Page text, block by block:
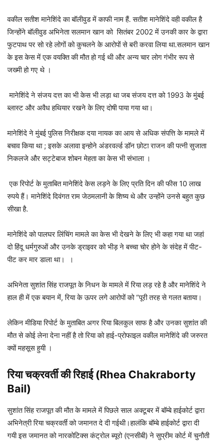
वकील सतीश मानेशिंदे का बॉलीवुड में काफी नाम हैं. सतीश मानेशिंदे वही वकील है
जिन्होंने बॉलीवुड अभिनेता सलमान खान को सितंबर 2002 में उनकी कार के द्वारा
फुटपाथ पर सो रहे लोगों को कुचलने के आरोपों से बरी करवा लिया था.सलमान खान
के इस केस में एक वयक्ति की मौत हो गई थी और अन्य चार लोग गंभीर रूप से
जख्मी हो गए थे ।
मानेशिंदे ने संजय दत्त का भी केस भी लड़ा था जब संजय दत्त को 1993 के मुंबई
ब्लास्ट और अवैध हथियार रखने के लिए दोषी पाया गया था।
मानेशिंदे ने मुंबई पुलिस निरीक्षक दया नायक का आय से अधिक संपत्ति के मामले में
बचाव किया था ; इसके अलावा इन्होने अंडरवर्ल्ड डॉन छोटा राजन की पत्नी सुजाता
निकलजे और सट्टेबाज शोबन मेहता का केस भी संभाला ।
एक रिपोर्ट के मुताबित मानेशिंदे केस लड़ने के लिए प्रति दिन की फीस 10 लाख
रुपये हैं। मानेशिंदे दिवंगत राम जेठमलानी के शिष्य थे और उन्होंने उनसे बहुत कुछ
सीखा है.
मानेशिंदे को पालघर लिंचिंग मामले का केस भी देखने के लिए भी कहा गया था जहां
दो हिंदू धर्मगुरुओं और उनके ड्राइवर को भीड़ ने बच्चा चोर होने के संदेह में पीट-
पीट कर मार डाला था। ।
अभिनेता सुशांत सिंह राजपूत के निधन के मामले में रिया लड़ रहे है और मानेशिंदे ने
हाल ही में एक बयान में, रिया के ऊपर लगे आरोपों को “पूरी तरह से गलत बताया।
लेकिन मीडिया रिपोर्ट के मुताबित अगर रिया बिलकुल साफ है और उनका सुशांत की
मौत से कोई लेना देना नहीं है तो रिया को हाई-प्रोफाइल वकील मानेशिंदे की जरुरत
क्यों महसूस हुयी ।
रिया चक्रवर्ती की रिहाई (Rhea Chakraborty
Bail)
सुशांत सिंह राजपूत की मौत के मामले में पिछले साल अक्टूबर में बॉम्बे हाईकोर्ट द्वारा
अभिनेत्री रिया चक्रवर्ती को जमानत दे दी गईथी।हालंकि बॉम्बे हाईकोर्ट द्वारा दी
गयी इस जमानत को नारकोटिक्स कंट्रोल ब्यूरो (एनसीबी) ने सुप्रीम कोर्ट में चुनौती